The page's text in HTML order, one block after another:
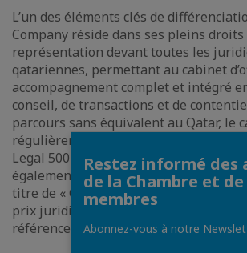
L’un des éléments clés de
Company réside dans ses pleins droits
représentation devant toutes les
qatariennes, permettant au cabinet
accompagnement complet et intégré
conseil, de transactions et de
parcours sans équivalent au Qatar, le
régulièrement de classements Tier 1
Legal 500 EMEA, Chambers & Partners
également été à plusieurs reprises
titre de « Cabinet d’avocats de l’année
prix juridiques régionaux et
référence.
Restez informé des
de la Chambre et de
membres
Abonnez-vous à notre